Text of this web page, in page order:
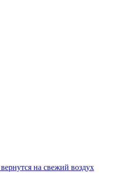
на свежий воздух